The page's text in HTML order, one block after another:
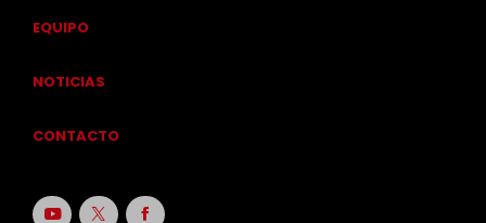
EQUIPO
NOTICIAS
CONTACTO